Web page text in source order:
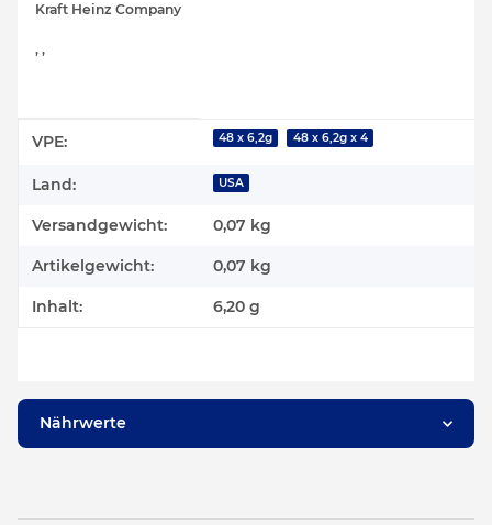
Kraft Heinz Company
, ,
Produkteigenschaft
Wert
VPE: 48 x 6,2g 48 x 6,2g x 4
Land: USA
Versandgewicht: 0,07 kg
Artikelgewicht: 0,07 kg
Inhalt: 6,20 g
Nährwerte